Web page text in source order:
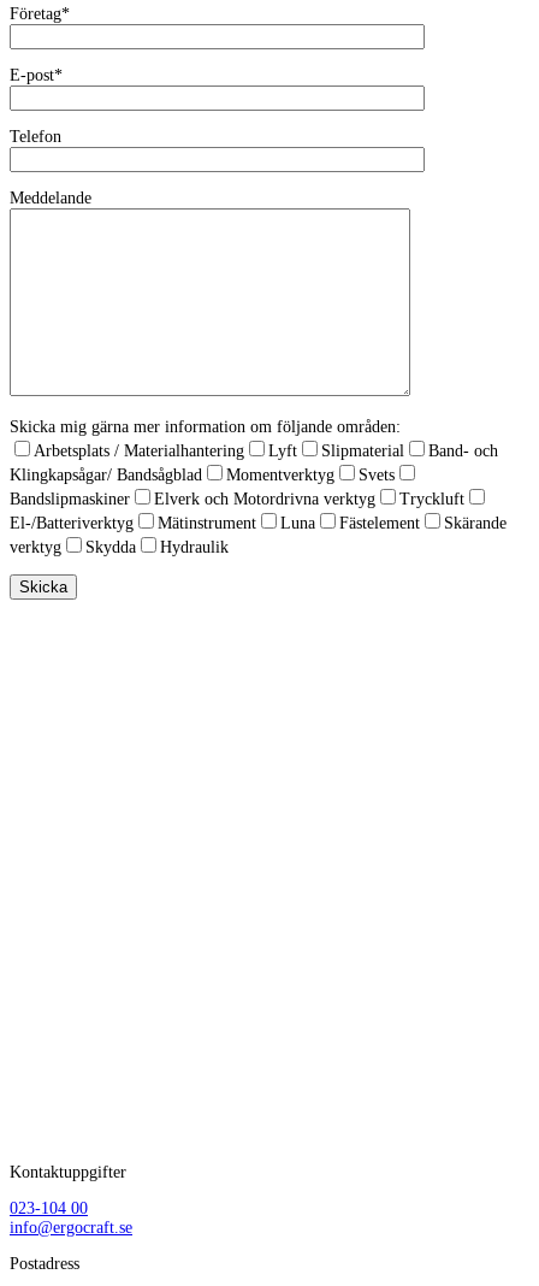
Företag*
E-post*
Telefon
Meddelande
Skicka mig gärna mer information om följande områden:
Arbetsplats / Materialhantering
Lyft Slipmaterial
Band- och
Klingkapsågar/ Bandsågblad
Momentverktyg
Svets
Bandslipmaskiner
Elverk och Motordrivna verktyg
Tryckluft
El-/Batteriverktyg
Mätinstrument Luna Fästelement
Skärande
verktyg
Skydda Hydraulik
Kontaktuppgifter
023-104 00
info@ergocraft.se
Postadress